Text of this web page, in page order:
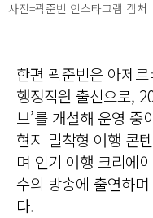
사진=곽준빈 인스타그램 캡처
한편 곽준빈은 아제
행정직원 출신으로,
브’를 개설해 운영 중
현지 밀착형 여행 콘
며 인기 여행 크리에
수의 방송에 출연하
다.